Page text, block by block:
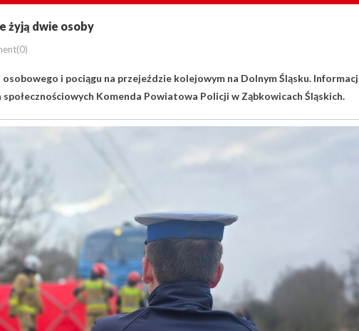
żyją dwie osoby
i pociągu na przejeździe kolejowym na Dolnym Śląsku.
Komenda Powiatowa Policji w Ząbkowicach Śląskich.